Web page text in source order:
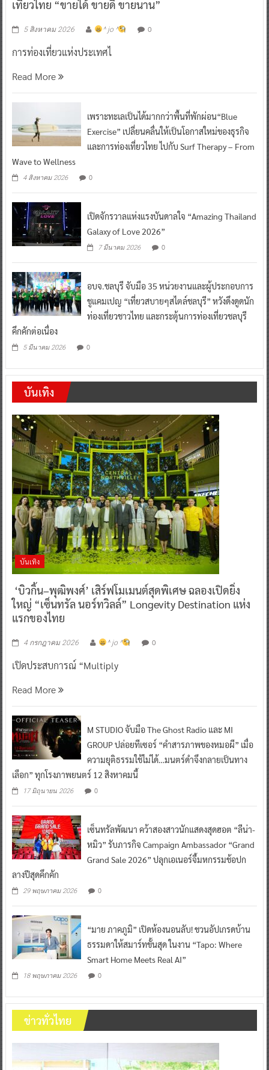
เที่ยวไทย “ขายได้ ขายดี ขายนาน”
5 สิงหาคม 2026 ^ jo ^ 0
การท่องเที่ยวแห่งประเทศไ
Read More
เพราะทะเลเป็นได้มากกว่าพื้นที่พักผ่อน“Blue
Exercise” เปลี่ยนคลื่นให้เป็นโอกาสใหม่ของธุรกิจ
และการท่องเที่ยวไทย ไปกับ Surf Therapy – From
Wave to Wellness
4 สิงหาคม 2026 0
เปิดจักรวาลแห่งแรงบันดาลใจ “Amazing Thailand
Galaxy of Love 2026”
7 มีนาคม 2026 0
อบจ.ชลบุรี จับมือ 35 หน่วยงานและผู้ประกอบการ
ชูแคมเปญ “เที่ยวสบายๆสไตล์ชลบุรี” หวังดึงดูดนัก
ท่องเที่ยวชาวไทย และกระตุ้นการท่องเที่ยวชลบุรี
คึกคักต่อเนื่อง
5 มีนาคม 2026 0
บันเทิง
บันเทิง
‘บิวกิ้น–พุฒิพงศ์’ เสิร์ฟโมเมนต์สุดพิเศษ ฉลองเปิดยิ่ง
ใหญ่ “เซ็นทรัล นอร์ทวิลล์” Longevity Destination แห่ง
แรกของไทย
4 กรกฎาคม 2026 ^ jo ^ 0
เปิดประสบการณ์ “Multiply
Read More
M STUDIO จับมือ The Ghost Radio และ MI
GROUP ปล่อยทีเซอร์ “คำสารภาพของหมอผี” เมื่อ
ความยุติธรรมใช้ไม่ได้…มนตร์ดำจึงกลายเป็นทาง
เลือก” ทุกโรงภาพยนตร์ 12 สิงหาคมนี้
17 มิถุนายน 2026 0
เซ็นทรัลพัฒนา คว้าสองสาวนักแสดงสุดฮอต “ลีน่า-
หมิว” รับภารกิจ Campaign Ambassador “Grand
Grand Sale 2026” ปลุกเอเนอร์จี้มหกรรมช้อปก
ลางปีสุดคึกคัก
29 พฤษภาคม 2026 0
“มาย ภาคภูมิ” เปิดห้องนอนลับ! ชวนอัปเกรดบ้าน
ธรรมดาให้สมาร์ทขั้นสุด ในงาน “Tapo: Where
Smart Home Meets Real AI”
18 พฤษภาคม 2026 0
ข่าวทั่วไทย